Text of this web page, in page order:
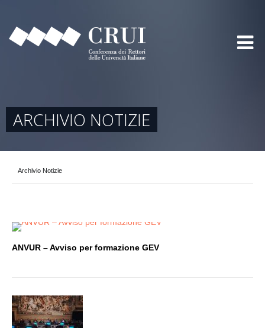
ARCHIVIO NOTIZIE
Archivio Notizie
ANVUR – Avviso per formazione GEV